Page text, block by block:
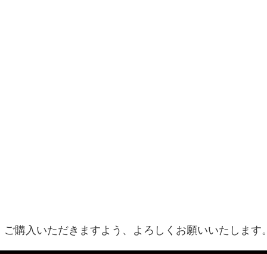
購入いただきますよう、よろしくお願いいたします。